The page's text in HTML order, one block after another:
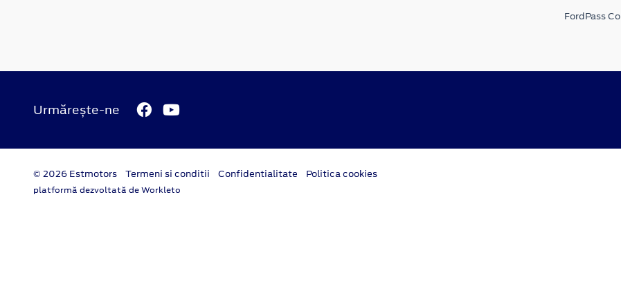
FordPass
Urmărește-ne
© 2026 Estmotors Termeni si conditii Confidentialitate Politica cookies
platformă dezvoltată de Workleto